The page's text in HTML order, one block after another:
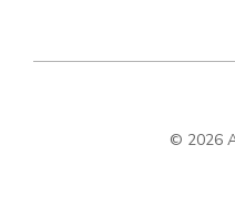
© 2026